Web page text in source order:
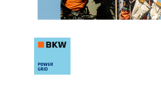
DE
Spezialisten kontaktieren